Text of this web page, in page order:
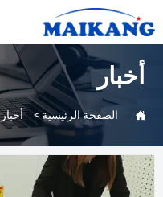
أخبار
 الصفحة الرئيسية> أخبار